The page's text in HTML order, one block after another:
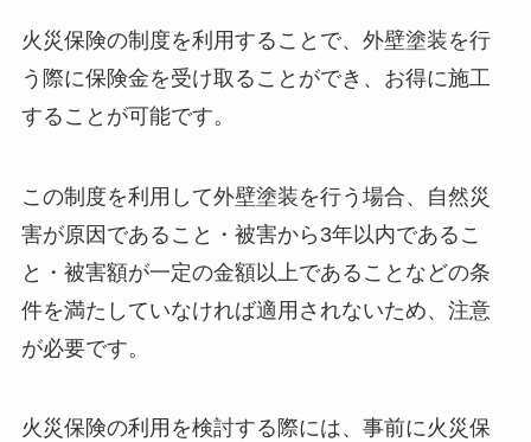
火災保険の制度を利用することで、外壁塗装を行
う際に保険金を受け取ることができ、お得に施工
することが可能です。
この制度を利用して外壁塗装を行う場合、自然災
害が原因であること・被害から3年以内であるこ
と・被害額が一定の金額以上であることなどの条
件を満たしていなければ適用されないため、注意
が必要です。
火災保険の利用を検討する際には、事前に火災保